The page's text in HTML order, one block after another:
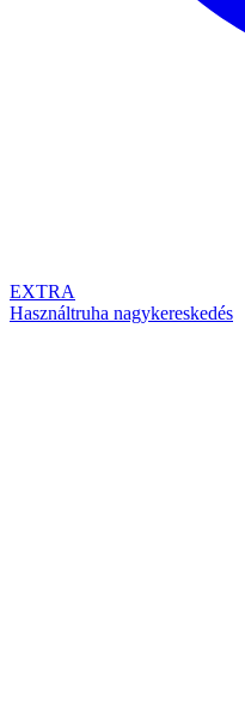
EXTRA
Használtruha nagykereskedés